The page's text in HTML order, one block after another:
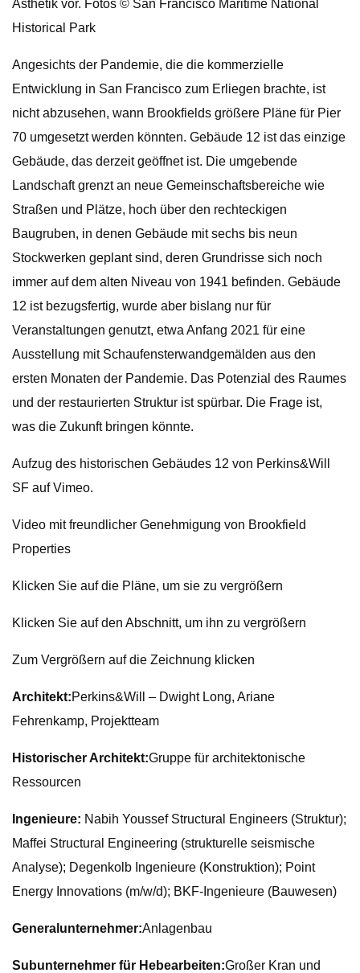
Ästhetik vor. Fotos © San Francisco Maritime National
Historical Park
Angesichts der Pandemie, die die kommerzielle
Entwicklung in San Francisco zum Erliegen brachte, ist
nicht abzusehen, wann Brookfields größere Pläne für Pier
70 umgesetzt werden könnten. Gebäude 12 ist das einzige
Gebäude, das derzeit geöffnet ist. Die umgebende
Landschaft grenzt an neue Gemeinschaftsbereiche wie
Straßen und Plätze, hoch über den rechteckigen
Baugruben, in denen Gebäude mit sechs bis neun
Stockwerken geplant sind, deren Grundrisse sich noch
immer auf dem alten Niveau von 1941 befinden. Gebäude
12 ist bezugsfertig, wurde aber bislang nur für
Veranstaltungen genutzt, etwa Anfang 2021 für eine
Ausstellung mit Schaufensterwandgemälden aus den
ersten Monaten der Pandemie. Das Potenzial des Raumes
und der restaurierten Struktur ist spürbar. Die Frage ist,
was die Zukunft bringen könnte.
Aufzug des historischen Gebäudes 12 von Perkins&Will
SF auf Vimeo.
Video mit freundlicher Genehmigung von Brookfield
Properties
Klicken Sie auf die Pläne, um sie zu vergrößern
Klicken Sie auf den Abschnitt, um ihn zu vergrößern
Zum Vergrößern auf die Zeichnung klicken
Architekt:Perkins&Will – Dwight Long, Ariane
Fehrenkamp, ​​Projektteam
Historischer Architekt:Gruppe für architektonische
Ressourcen
Ingenieure: Nabih Youssef Structural Engineers (Struktur);
Maffei Structural Engineering (strukturelle seismische
Analyse); Degenkolb Ingenieure (Konstruktion); Point
Energy Innovations (m/w/d); BKF-Ingenieure (Bauwesen)
Generalunternehmer:Anlagenbau
Subunternehmer für Hebearbeiten:Großer Kran und